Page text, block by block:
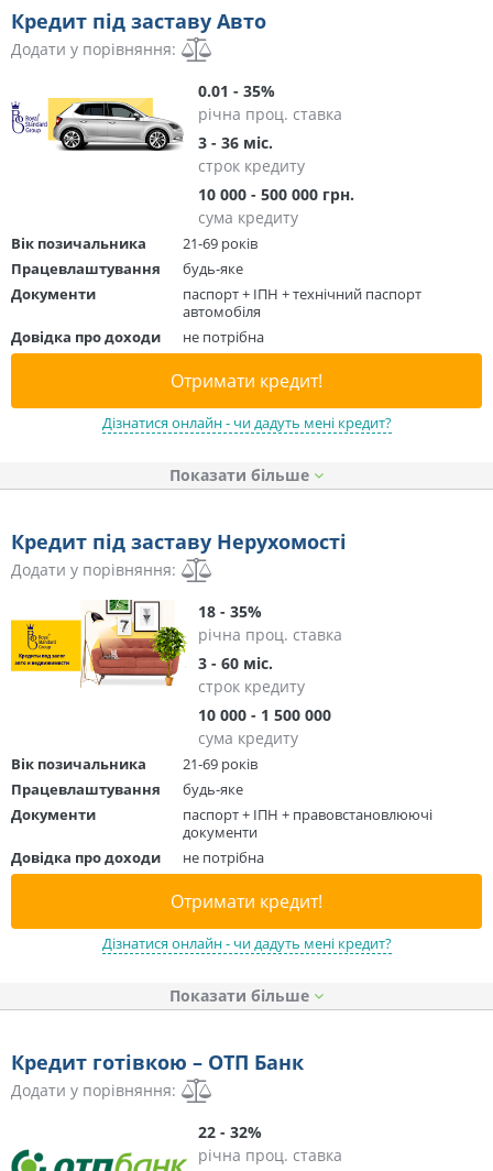
Кредит під заставу Авто
Додати у порівняння:
0.01 - 35%
річна проц. ставка
3 - 36 міс.
строк кредиту
10 000 - 500 000 грн.
сума кредиту
Вік позичальника
21-69 років
Працевлаштування
будь-яке
Документи
паспорт + ІПН + технічний паспорт
автомобіля
Довідка про доходи
не потрібна
Отримати кредит!
Дізнатися онлайн - чи дадуть мені кредит?
Показати
Кредит під заставу Нерухомості
Додати у порівняння:
18 - 35%
річна проц. ставка
3 - 60 міс.
строк кредиту
10 000 - 1 500 000
сума кредиту
Вік позичальника
21-69 років
Працевлаштування
будь-яке
Документи
паспорт + ІПН + правовстановлюючі
документи
Довідка про доходи
не потрібна
Отримати кредит!
Дізнатися онлайн - чи дадуть мені кредит?
Показати
Кредит готівкою – ОТП Банк
Додати у порівняння:
22 - 32%
річна проц. ставка